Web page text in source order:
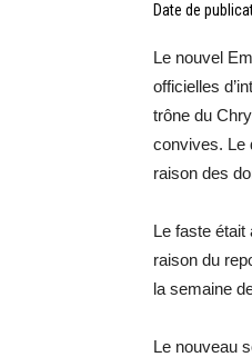
Date de
Le nouvel
officielles
trône du
convives. Le
raison des
Le faste était
raison du
la semaine
Le nouveau